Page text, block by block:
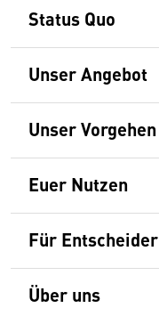
Status Quo
Unser Angebot
Unser Vorgehen
Euer Nutzen
Für Entscheider
Über uns